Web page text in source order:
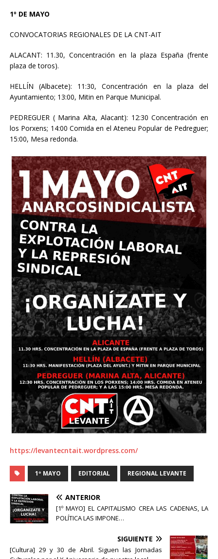
1º DE MAYO
CONVOCATORIAS REGIONALES DE LA CNT-AIT
ALACANT: 11.30, Concentración en la plaza España (frente
plaza de toros).
HELLÍN (Albacete): 11:30, Concentración en la plaza del
Ayuntamiento; 13:00, Mitin en Parque Municipal.
PEDREGUER ( Marina Alta, Alacant): 12:30 Concentración en
los Porxens; 14:00 Comida en el Ateneu Popular de Pedreguer;
15:00, Mesa redonda.
https://levantecntait.wordpress.com/
1º MAYO EDITORIAL REGIONAL LEVANTE
ANTERIOR
[1º MAYO] EL CAPITALISMO CREA LAS CADENAS, LA
POLÍTICA LAS IMPONE…
SIGUIENTE
[Cultura] 29 y 30 de Abril. Siguen las Jornadas